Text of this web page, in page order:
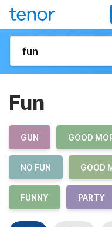
Fun
GUN GOOD
NO FUN GOOD
FUNNY PARTY